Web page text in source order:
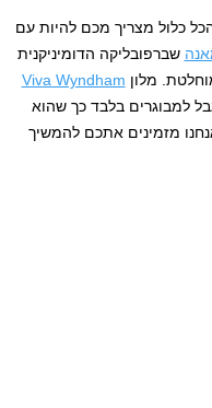
כלול מצריך מכם להיות עם
שברפובליקה הדומיניקנית
מלון Viva Wyndham
למבוגרים בלבד כך שהוא
מזמינים אתכם להמשיך